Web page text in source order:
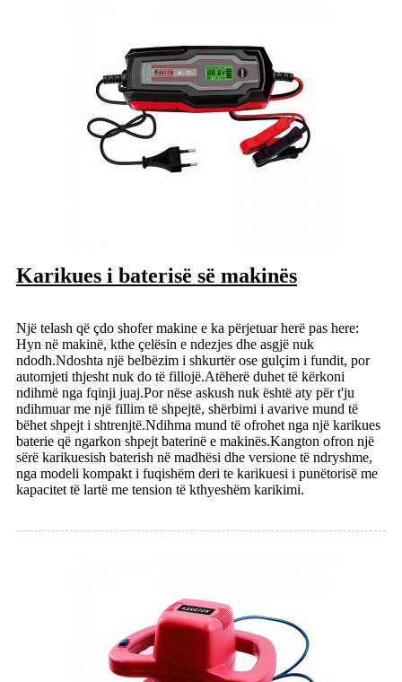
Karikues i baterisë së makinës
Një telash që çdo shofer makine e ka përjetuar herë pas here:
Hyn në makinë, kthe çelësin e ndezjes dhe asgjë nuk
ndodh.Ndoshta një belbëzim i shkurtër ose gulçim i fundit, por
automjeti thjesht nuk do të fillojë.Atëherë duhet të kërkoni
ndihmë nga fqinji juaj.Por nëse askush nuk është aty për t'ju
ndihmuar me një fillim të shpejtë, shërbimi i avarive mund të
bëhet shpejt i shtrenjtë.Ndihma mund të ofrohet nga një karikues
baterie që ngarkon shpejt baterinë e makinës.Kangton ofron një
sërë karikuesish baterish në madhësi dhe versione të ndryshme,
nga modeli kompakt i fuqishëm deri te karikuesi i punëtorisë me
kapacitet të lartë me tension të kthyeshëm karikimi.